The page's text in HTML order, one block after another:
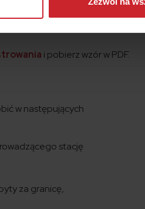
że w dowodzie
w urzędzie umowę
i pobierz wzór w PDF.
w następujących
stację
za granicę,